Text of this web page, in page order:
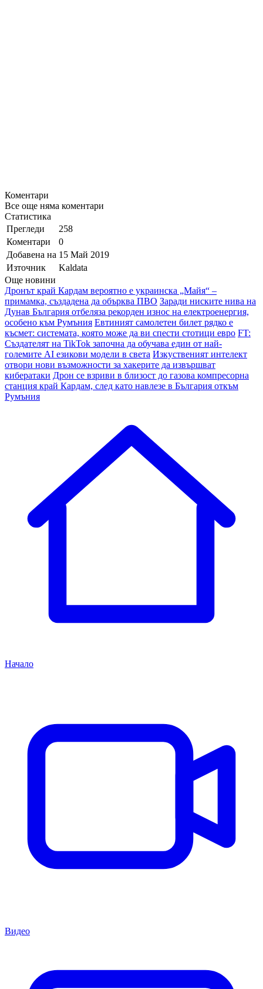
Коментари
Все още няма коментари
Статистика
Прегледи
258
Коментари
0
Добавена на 15 Май 2019
Източник
Kaldata
Още новини
Дронът край Кардам вероятно е украинска „Майя“ –
примамка, създадена да обърква ПВО Заради ниските нива на
Дунав България отбеляза рекорден износ на електроенергия,
особено към Румъния Евтиният самолетен билет рядко е
късмет: системата, която може да ви спести стотици евро FT:
Създателят на TikTok започна да обучава един от най-
големите AI езикови модели в света Изкуственият интелект
отвори нови възможности за хакерите да извършват
кибератаки Дрон се взриви в близост до газова компресорна
станция край Кардам, след като навлезе в България откъм
Румъния
Начало
Видео